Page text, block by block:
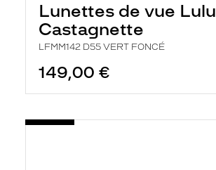
Lunettes de vue Lulu
Castagnette
LFMM142 D55 VERT FONCÉ
149,00 €